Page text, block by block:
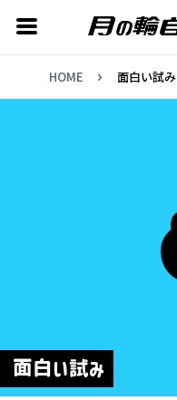
HOME 面白い試み
面白い試み